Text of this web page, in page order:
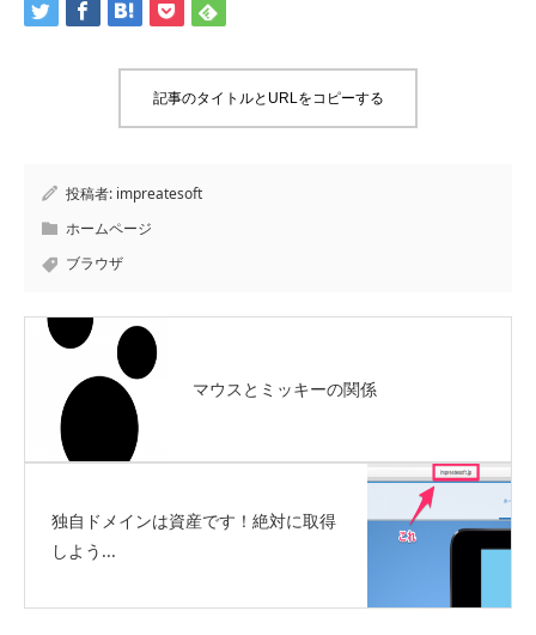
記事のタイトルとURLをコピーする
投稿者: impreatesoft
ホームページ
ブラウザ
マウスとミッキーの関係
独自ドメインは資産です！絶対に取得
しよう...